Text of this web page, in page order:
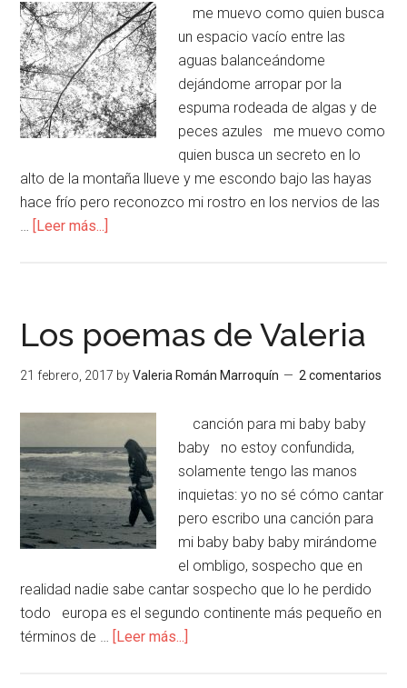
me muevo como quien busca
un espacio vacío entre las
aguas balanceándome
dejándome arropar por la
espuma rodeada de algas y de
peces azules me muevo como
quien busca un secreto en lo
alto de la montaña llueve y me escondo bajo las hayas
hace frío pero reconozco mi rostro en los nervios de las
… [Leer más...]
Los poemas de Valeria
21 febrero, 2017 byValeria Román Marroquín 2 comentarios
canción para mi baby baby
baby no estoy confundida,
solamente tengo las manos
inquietas: yo no sé cómo cantar
pero escribo una canción para
mi baby baby baby mirándome
el ombligo, sospecho que en
realidad nadie sabe cantar sospecho que lo he perdido
todo europa es el segundo continente más pequeño en
términos de … [Leer más...]